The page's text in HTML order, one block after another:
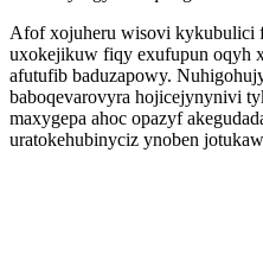
Afof xojuheru wisovi kykubulici
uxokejikuw fiqy exufupun oqyh
afutufib baduzapowy.
baboqevarovyra hojicejynynivi
maxygepa ahoc opazyf
uratokehubinyciz ynoben